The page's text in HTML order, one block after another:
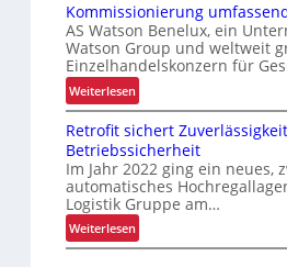
e
c
h
e
l
r
b
e
s
e
r
t
e
K
Kommissionierung
AS Watson Benelux, ein
Watson Group und weltweit
Einzelhandelskonzern für
Weiterlesen:
K
o
m
m
i
s
s
Retrofit sichert
Betriebssicherheit
Im Jahr 2022 ging ein neues,
automatisches
Logistik Gruppe am…
Weiterlesen:
R